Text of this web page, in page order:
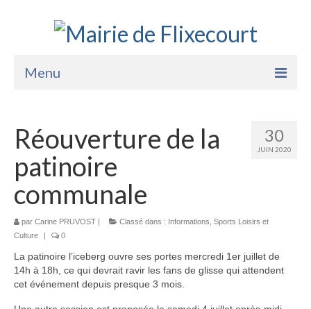
Menu
La Mairie
Vie Pratique
Services
Enfance Jeunesse
Sports Loisirs et Culture
30
JUIN 2020
Réouverture de la
patinoire
communale
par Carine PRUVOST | Classé dans : Informations Sports Loisirs et
Culture
| 0
La patinoire l’iceberg ouvre ses portes mercredi 1er juillet de
14h à 18h, ce qui devrait ravir les fans de glisse qui attendent
cet événement depuis presque 3 mois.